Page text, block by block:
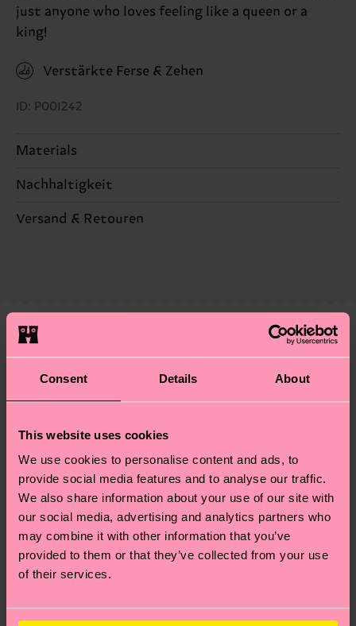
Consent Details About
This website uses cookies
We use cookies to personalise content and ads, to
provide social media features and to analyse our traffic.
We also share information about your use of our site with
our social media, advertising and analytics partners who
may combine it with other information that you’ve
provided to them or that they’ve collected from your use
of their services.
just anyone who loves feeling like a queen or a
king!
Verstärkte Ferse & Zehen
ID: P001242
Materials
86% Cotton, 12% Polyamide, 2% Elastane
Nachhaltigkeit
Nachhaltigkeit ist mehr als nur Qualität und
Nachhaltigkeitsseite.
Versand & Retouren
deine Bestellung versandt wurde. Bitte bedenke,
dass es sich hierbei um einen Richtwert handelt
und die genaue Lieferzeit von der lokalen Post in
deinem Land abhängt.
Hilfebereich im ArtikelRetouren
am häufigsten gestellten Fragen.
Ähnliche muster
Neuheit